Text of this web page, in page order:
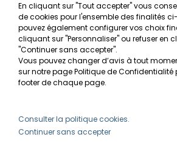
RGPD
MON COMPTE
Avantages
Créer un compte
Besoin d'aide ?
En cliquant sur "Tout accepter" vous
de cookies pour l'ensemble des finalités
pouvez également configurer vos choix
cliquant sur "Personnaliser" ou refuser en
"Continuer sans accepter".
Vous pouvez changer d’avis à tout
sur notre page Politique de Confidentialité
footer de chaque page.
Consulter la politique cookies.
Continuer sans accepter